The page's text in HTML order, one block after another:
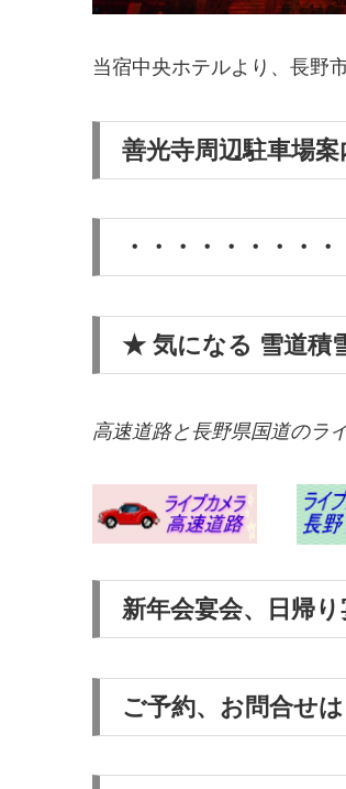
当宿中央ホテルより、長野
善光寺周辺駐車場
・・・・・・・・
★ 気になる 雪道積
高速道路と長野県国道のラ
新年会宴会、日帰
ご予約、お問合せは